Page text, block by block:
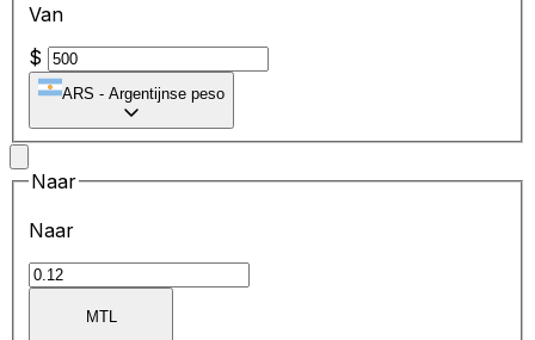
Van
$
ARS - Argentijnse peso
Naar
Naar
MTL